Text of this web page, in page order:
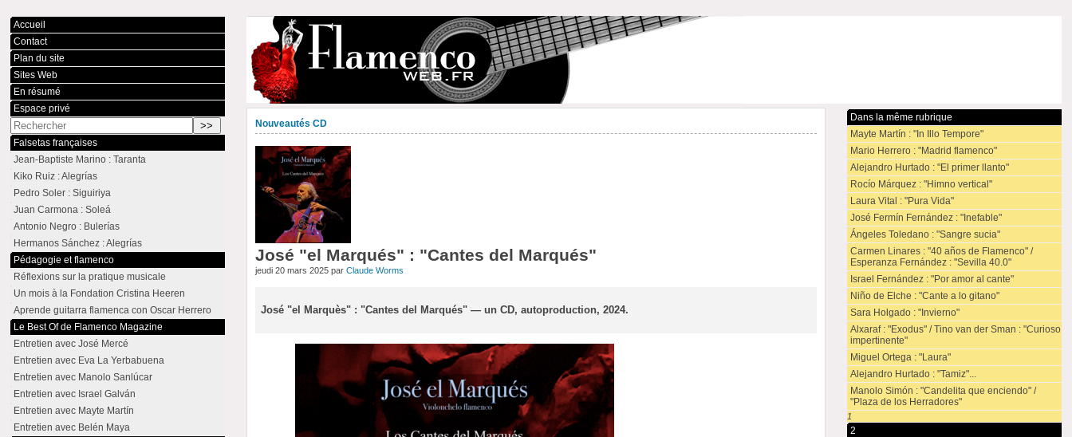
Nouveautés CD
José "el Marqués" : "Cantes del Marqués"
jeudi 20 mars 2025 parClaude Worms
José "el Marquès" : "Cantes del Marqués" — un CD, autoproduction, 2024.
Dans la même rubrique
Mayte Martín : "In Illo Tempore"
Mario Herrero : "Madrid flamenco"
Alejandro Hurtado : "El primer llanto"
Rocío Márquez : "Himno vertical"
Laura Vital : "Pura Vida"
José Fermín Fernández : "Inefable"
Ángeles Toledano : "Sangre sucia"
Carmen Linares : "40 años de Flamenco" /
Esperanza Fernández : "Sevilla 40.0"
Israel Fernández : "Por amor al cante"
Niño de Elche : "Cante a lo gitano"
Sara Holgado : "Invierno"
Alxaraf : "Exodus" / Tino van der Sman : "Curioso
impertinente"
Miguel Ortega : "Laura"
Alejandro Hurtado : "Tamiz"...
Manolo Simón : "Candelita que enciendo" /
"Plaza de los Herradores"
1
2
Accueil
Contact
Plan du site
Sites Web
En résumé
Espace privé
Falsetas françaises
Jean-Baptiste Marino : Taranta
Kiko Ruiz : Alegrías
Pedro Soler : Siguiriya
Juan Carmona : Soleá
Antonio Negro : Bulerías
Hermanos Sánchez : Alegrías
Pédagogie et flamenco
Réflexions sur la pratique musicale
Un mois à la Fondation Cristina Heeren
Aprende guitarra flamenca con Oscar Herrero
Le Best Of de Flamenco Magazine
Entretien avec José Mercé
Entretien avec Eva La Yerbabuena
Entretien avec Manolo Sanlúcar
Entretien avec Israel Galván
Entretien avec Mayte Martín
Entretien avec Belén Maya